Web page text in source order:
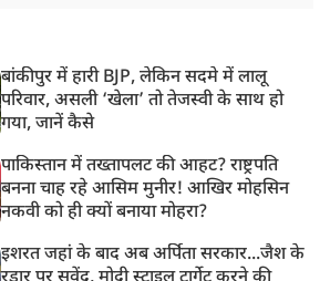
बांकीपुर में हारी BJP, लेकिन सदमे में लालू
परिवार, असली ‘खेला’ तो तेजस्वी के साथ हो
गया, जानें कैसे
पाकिस्तान में तख्तापलट की आहट? राष्ट्रपति
बनना चाह रहे आसिम मुनीर! आखिर मोहसिन
नकवी को ही क्यों बनाया मोहरा?
इशरत जहां के बाद अब अर्पिता सरकार...जैश के